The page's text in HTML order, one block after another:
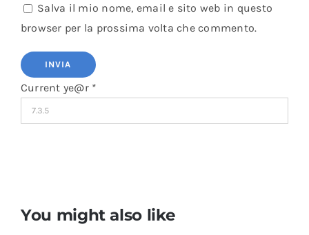
Salva il mio nome, email e sito web in questo
browser per la prossima volta che commento.
Current ye@r *
You might also like